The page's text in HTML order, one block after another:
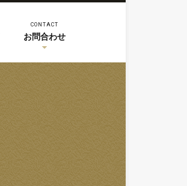
CONTACT
お問合わせ